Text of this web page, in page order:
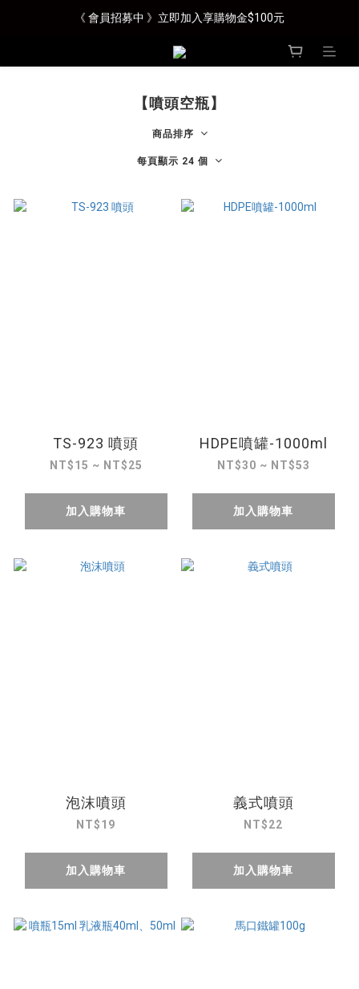
《 會員招募中 》立即加入享購物金$100元
【噴頭空瓶】
商品排序
每頁顯示 24 個
TS-923 噴頭
NT$15 ~ NT$25
加入購物車
HDPE噴罐-1000ml
NT$30 ~ NT$53
加入購物車
泡沫噴頭
NT$19
加入購物車
義式噴頭
NT$22
加入購物車